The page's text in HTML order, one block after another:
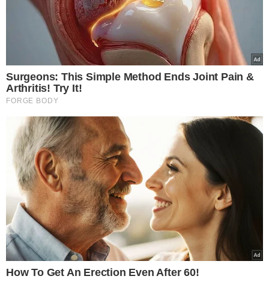
Zezé Di Camargo explica
ataques à sósia: “Se
passando por mim e
enganando cadeirantes”
VEJA MAIS NOTÍCIAS